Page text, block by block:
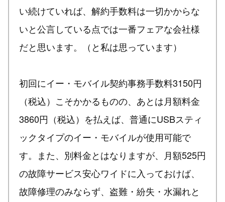
い続けていれば、解約手数料は一切かからな
いと公言している点では一番フェアな会社様
だと思います。（と私は思っています）
初回にイー・モバイル契約事務手数料3150円
（税込）こそかかるものの、あとは月額料金
3860円（税込）を払えば、普通にUSBスティ
ックタイプのイー・モバイルが使用可能で
す。また、別料金とはなりますが、月額525円
の故障サービス安心ワイドに入っておけば、
故障修理のみならず、盗難・紛失・水漏れと